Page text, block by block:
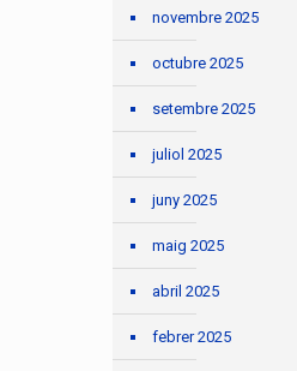
novembre 2025
octubre 2025
setembre 2025
juliol 2025
juny 2025
maig 2025
abril 2025
febrer 2025